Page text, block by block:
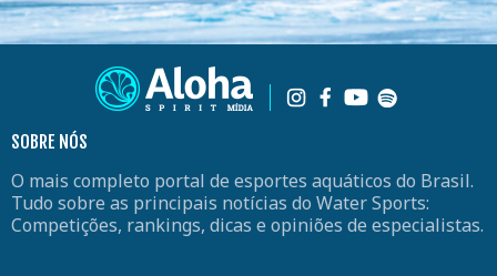
SOBRE NÓS
O mais completo portal de esportes aquáticos do Brasil.
Tudo sobre as principais notícias do Water Sports:
Competições, rankings, dicas e opiniões de especialistas.